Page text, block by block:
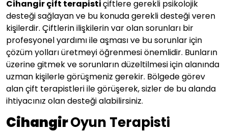
Cihangir çift terapisti çiftlere gerekli psikolojik
desteği sağlayan ve bu konuda gerekli desteği veren
kişilerdir. Çiftlerin ilişkilerin var olan sorunları bir
profesyonel yardımı ile aşması ve bu sorunlar için
çözüm yolları üretmeyi öğrenmesi önemlidir. Bunların
üzerine gitmek ve sorunların düzeltilmesi için alanında
uzman kişilerle görüşmeniz gerekir. Bölgede görev
alan çift terapistleri ile görüşerek, sizler de bu alanda
ihtiyacınız olan desteği alabilirsiniz.
CihangirOyun Terapisti